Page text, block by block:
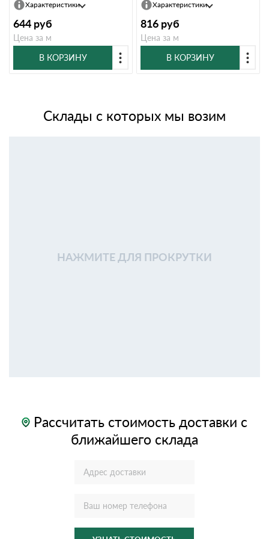
Характеристики
644 руб
Цена за м
В КОРЗИНУ
Характеристики
816 руб
Цена за м
В КОРЗИНУ
Склады с которых мы возим
НАЖМИТЕ ДЛЯ ПРОКРУТКИ
Рассчитать стоимость доставки с
ближайшего склада